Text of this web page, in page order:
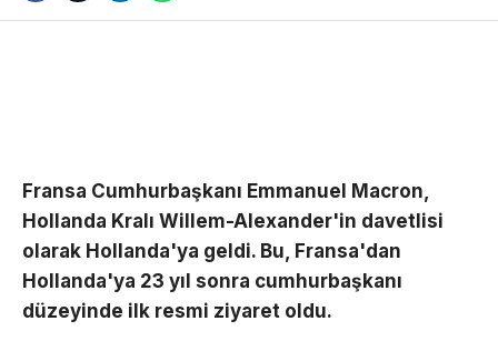
Fransa Cumhurbaşkanı Emmanuel Macron,
Hollanda Kralı Willem-Alexander'in davetlisi
olarak Hollanda'ya geldi. Bu, Fransa'dan
Hollanda'ya 23 yıl sonra cumhurbaşkanı
düzeyinde ilk resmi ziyaret oldu.